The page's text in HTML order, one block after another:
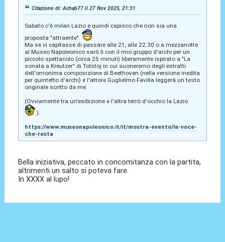
Citazione di: Achab77 il 27 Nov 2025, 21:31
Sabato c'è milan Lazio e quindi capisco che non sia una
proposta "attraente"
Ma se vi capitasse di passare alle 21, alle 22.30 o a mezzanotte
al Museo Napoleonico sarò lì con il mio gruppo d'archi per un
piccolo spettacolo (circa 25 minuti) liberamente ispirato a "La
sonata a Kreutzer" di Tolstoj in cui suoneremo degli estratti
dell'omonima composizione di Beethoven (nella versione inedita
per quintetto d'archi) e l'attore Guglielmo Favilla leggerà un testo
originale scritto da me.
(Ovviamente tra un'esibizione e l'altra terrò d'occhio la Lazio
).
https://www.museonapoleonico.it/it/mostra-evento/la-voce-
che-resta
Bella iniziativa, peccato in concomitanza con la partita,
altrimenti un salto si poteva fare.
In XXXX al lupo!